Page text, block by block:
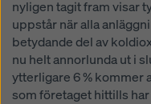
nyligen tagit fram visar
uppstår när alla
betydande del av
nu helt annorlunda ut i
ytterligare 6 % kommer
som företaget hittills